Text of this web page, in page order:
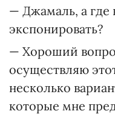
— Джамаль, а где
экспонировать?
— Хороший
осуществляю
несколько
которые мне